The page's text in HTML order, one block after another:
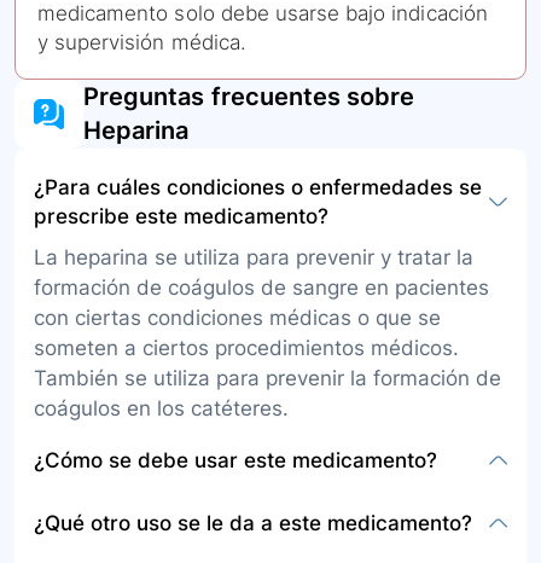
medicamento solo debe usarse bajo indicación
y supervisión médica.
Preguntas frecuentes sobre
Heparina
¿Para cuáles condiciones o enfermedades se
prescribe este medicamento?
La heparina se utiliza para prevenir y tratar la
formación de coágulos de sangre en pacientes
con ciertas condiciones médicas o que se
someten a ciertos procedimientos médicos.
También se utiliza para prevenir la formación de
coágulos en los catéteres.
¿Cómo se debe usar este medicamento?
subcutánea, principalmente en ambientes
¿Qué otro uso se le da a este medicamento?